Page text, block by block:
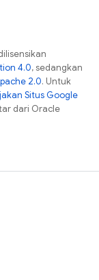
4.0, sedangkan
2.0. Untuk
Situs Google
dari Oracle